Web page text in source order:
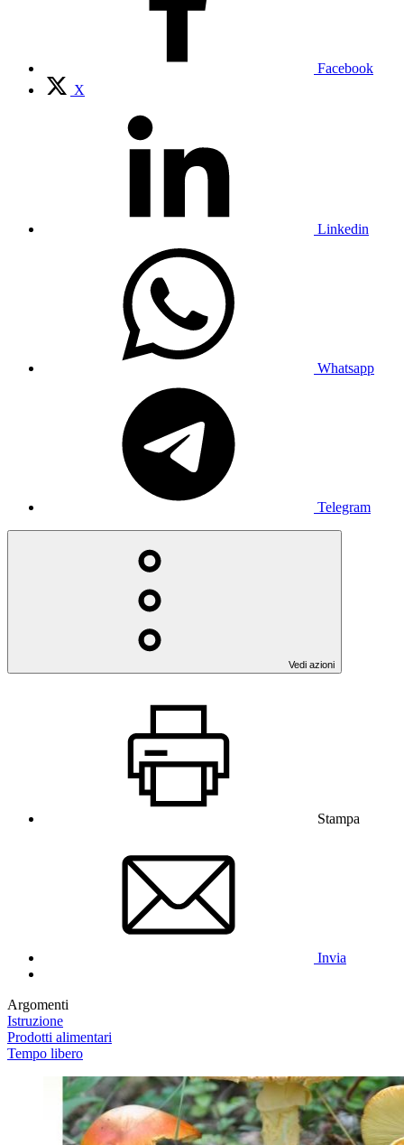
Facebook
X
Linkedin
Whatsapp
Telegram
Vedi azioni
Stampa
Invia
Argomenti
Istruzione
Prodotti alimentari
Tempo libero